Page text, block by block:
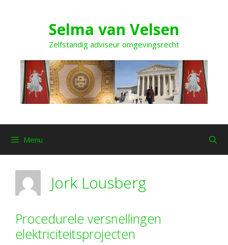
Selma van Velsen
Zelfstandig adviseur omgevingsrecht
Menu
Jork Lousberg
Procedurele versnellingen
elektriciteitsprojecten